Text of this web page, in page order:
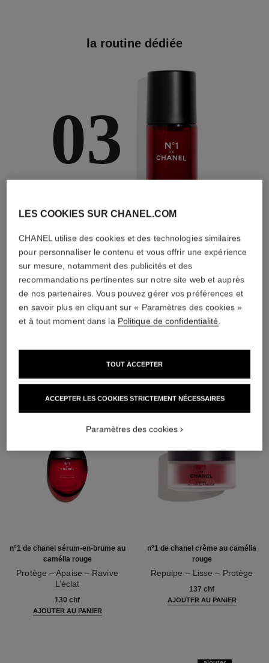
la routine dédiée
03
Avec des sérums
3 /4
L'ACCORD PARFAIT
n°1 de chanel sérum-en-brume au
camélia rouge
Protège – Apaise – Ravive
L’éclat
130 chf
AJOUTER AU PANIER
n°1 de chanel crème au camélia
rouge
Repulpe – Lisse – Protège
137 chf
AJOUTER AU PANIER
LES COOKIES SUR CHANEL.COM
CHANEL utilise des cookies et des technologies similaires
pour personnaliser le contenu et vous offrir une expérience
sur mesure, notamment des publicités et des
recommandations pertinentes sur notre site web et auprès
de nos partenaires. Vous pouvez gérer vos préférences et
en savoir plus en cliquant sur « Paramètres des cookies »
et à tout moment dans la Politique de confidentialité.
ACCEPTER LES COOKIES STRICTEMENT NÉCESSAIRES
TOUT ACCEPTER
Paramètres des cookies